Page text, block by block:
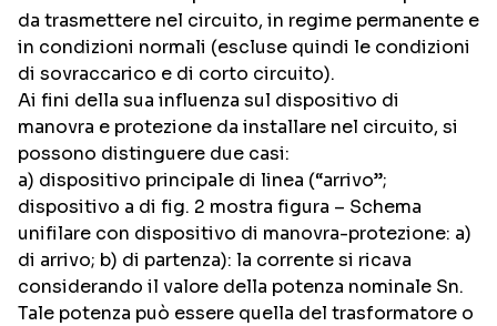
da trasmettere nel circuito, in regime permanente e
in condizioni normali (escluse quindi le condizioni
di sovraccarico e di corto circuito).
Ai fini della sua influenza sul dispositivo di
manovra e protezione da installare nel circuito, si
possono distinguere due casi:
a) dispositivo principale di linea (“arrivo”;
dispositivo a di fig. 2 mostra figura – Schema
unifilare con dispositivo di manovra-protezione: a)
di arrivo; b) di partenza): la corrente si ricava
considerando il valore della potenza nominale Sn.
Tale potenza può essere quella del trasformatore o